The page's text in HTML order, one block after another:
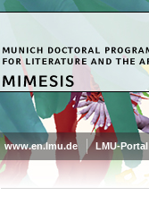
www.en.lmu.de LMU-Portal